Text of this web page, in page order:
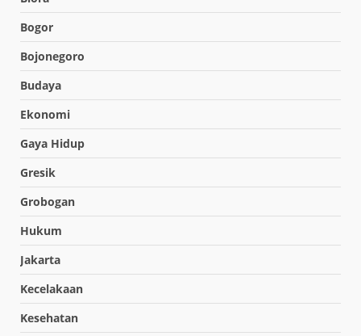
Bogor
Bojonegoro
Budaya
Ekonomi
Gaya Hidup
Gresik
Grobogan
Hukum
Jakarta
Kecelakaan
Kesehatan